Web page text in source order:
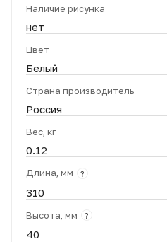
Наличие рисунка
нет
Цвет
Белый
Страна производитель
Россия
Вес, кг
0.12
Длина, мм ?
310
Высота, мм ?
40